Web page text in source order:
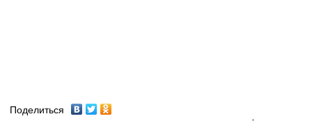
Поделиться